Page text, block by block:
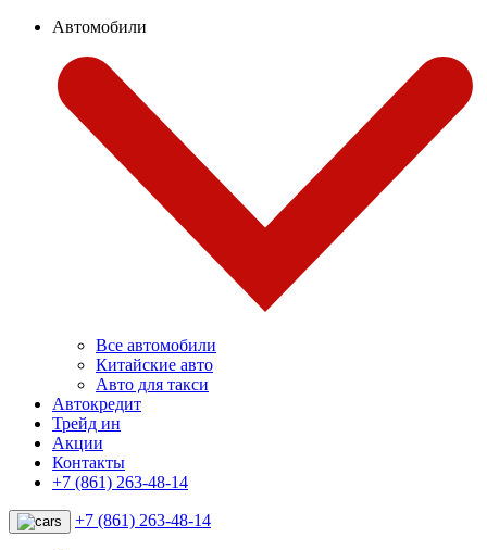
Автомобили
Все автомобили
Китайские авто
Авто для такси
Автокредит
Трейд ин
Акции
Контакты
+7 (861) 263-48-14
+7 (861) 263-48-14